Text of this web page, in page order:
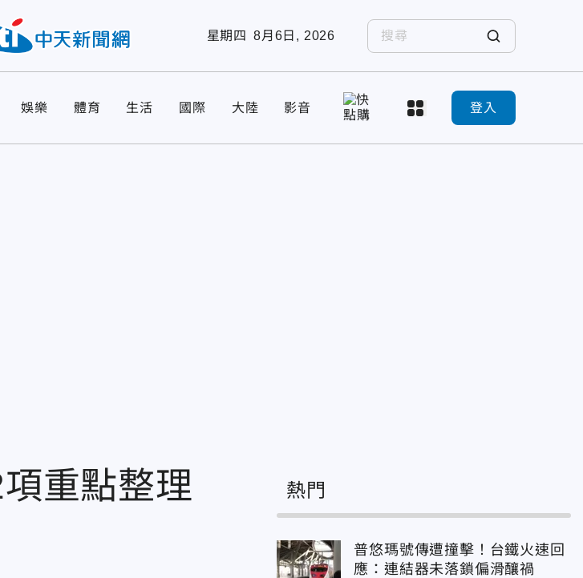
星期四 8月6日, 2026
娛樂 體育 生活 國際 大陸 影音 登入
項重點整理
熱門
普悠瑪號傳遭撞擊！台鐵火速回
應：連結器未落鎖偏滑釀禍